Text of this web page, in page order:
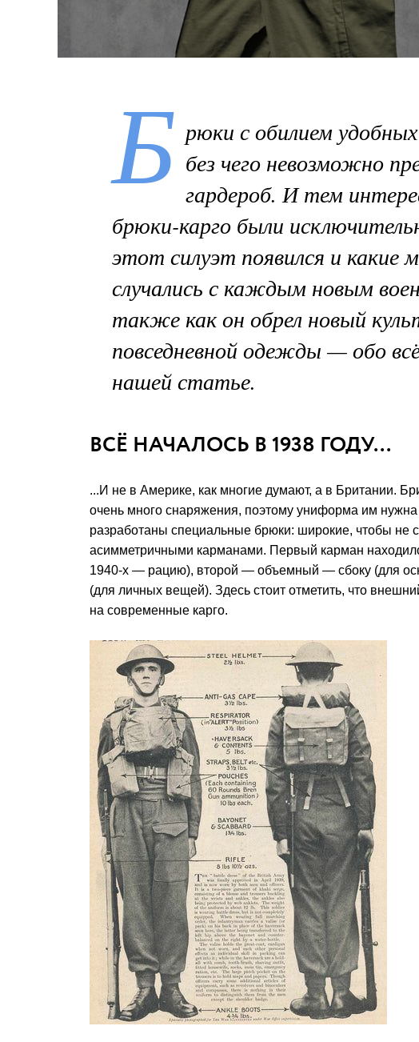
Б рюки с обилием
без чего невозможно
гардероб. И тем
брюки-карго были
этот силуэт появился и
случались с каждым новым
также как он обрел новый
повседневной одежды — обо
нашей статье.
ВСЁ НАЧАЛОСЬ В 1938 ГОДУ...
...И не в Америке, как многие думают, а в Британии.
очень много снаряжения, поэтому униформа им
разработаны специальные брюки: широкие, чтобы не
асимметричными карманами. Первый карман
1940-х — рацию), второй — объемный — сбоку (для
(для личных вещей). Здесь стоит отметить, что
на современные карго.